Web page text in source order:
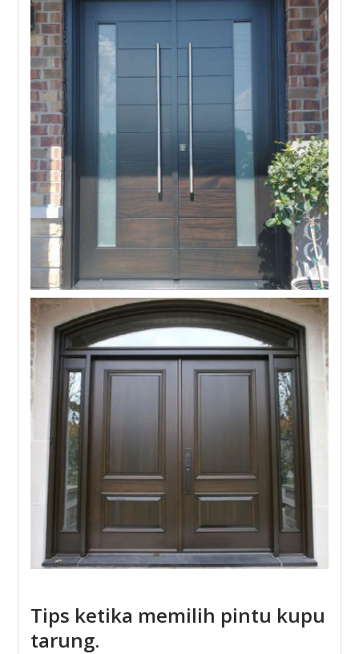
Tips ketika memilih pintu kupu
tarung.